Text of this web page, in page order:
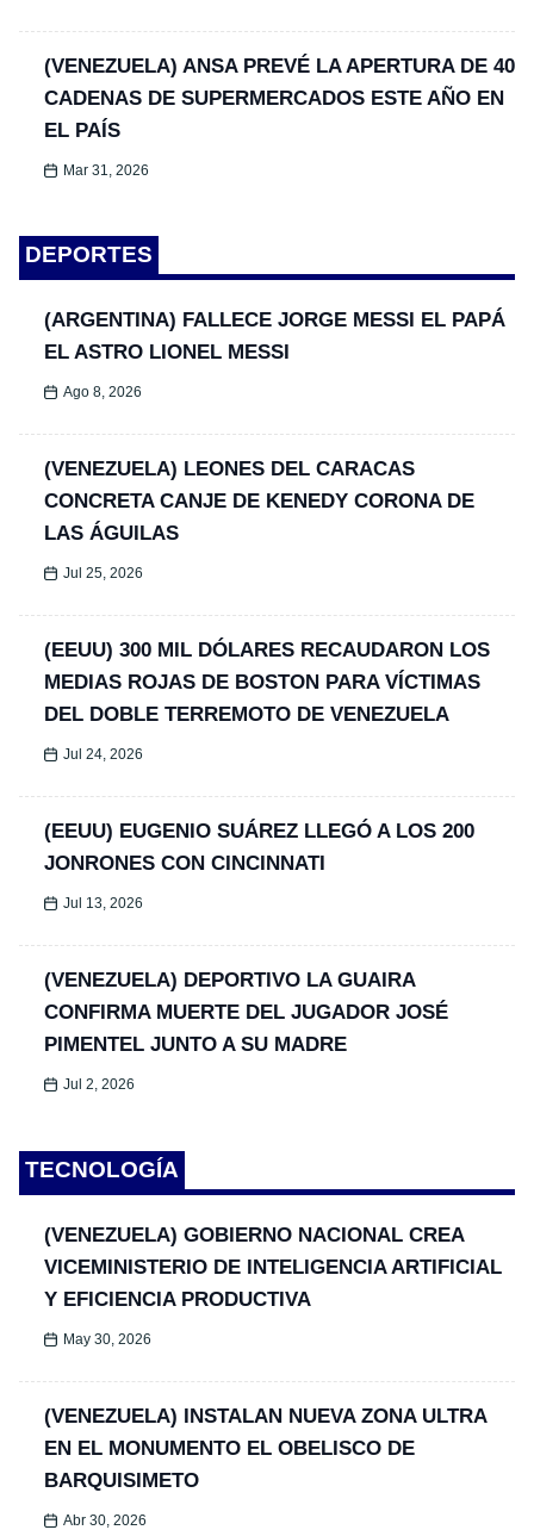
(VENEZUELA) ANSA PREVÉ LA APERTURA DE 40
CADENAS DE SUPERMERCADOS ESTE AÑO EN
EL PAÍS
Mar 31, 2026
DEPORTES
(ARGENTINA) FALLECE JORGE MESSI EL PAPÁ
EL ASTRO LIONEL MESSI
Ago 8, 2026
(VENEZUELA) LEONES DEL CARACAS
CONCRETA CANJE DE KENEDY CORONA DE
LAS ÁGUILAS
Jul 25, 2026
(EEUU) 300 MIL DÓLARES RECAUDARON LOS
MEDIAS ROJAS DE BOSTON PARA VÍCTIMAS
DEL DOBLE TERREMOTO DE VENEZUELA
Jul 24, 2026
(EEUU) EUGENIO SUÁREZ LLEGÓ A LOS 200
JONRONES CON CINCINNATI
Jul 13, 2026
(VENEZUELA) DEPORTIVO LA GUAIRA
CONFIRMA MUERTE DEL JUGADOR JOSÉ
PIMENTEL JUNTO A SU MADRE
Jul 2, 2026
TECNOLOGÍA
(VENEZUELA) GOBIERNO NACIONAL CREA
VICEMINISTERIO DE INTELIGENCIA ARTIFICIAL
Y EFICIENCIA PRODUCTIVA
May 30, 2026
(VENEZUELA) INSTALAN NUEVA ZONA ULTRA
EN EL MONUMENTO EL OBELISCO DE
BARQUISIMETO
Abr 30, 2026